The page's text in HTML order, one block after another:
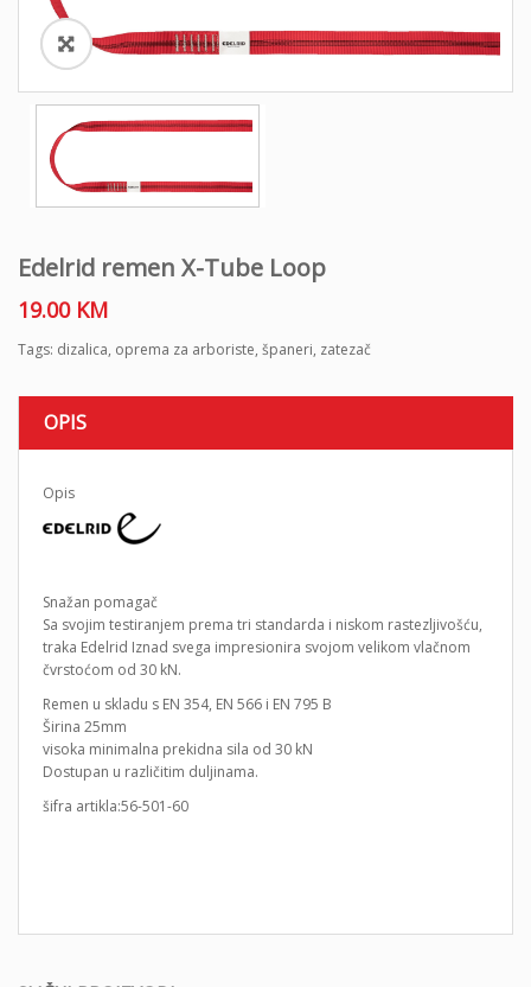
o
Edelrid remen X-Tube Loop
19.00 KM
Tags: dizalica, oprema za arboriste, španeri, zatezač
OPIS
Opis
Snažan pomagač
Sa svojim testiranjem prema tri standarda i niskom rastezljivošću,
traka Edelrid Iznad svega impresionira svojom velikom vlačnom
čvrstoćom od 30 kN.
Remen u skladu s EN 354, EN 566 i EN 795 B
Širina 25mm
visoka minimalna prekidna sila od 30 kN
Dostupan u različitim duljinama.
šifra artikla:56-501-60